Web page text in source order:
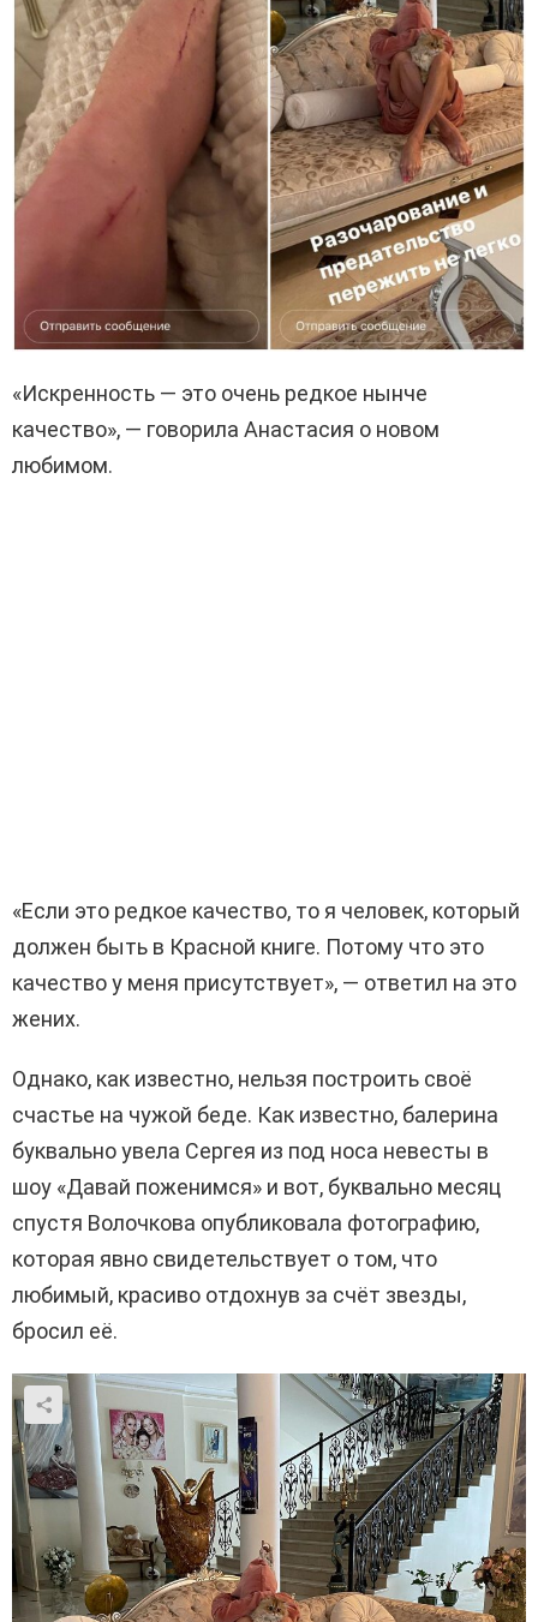
«Искренность — это очень редкое нынче
качество», — говорила Анастасия о новом
любимом.
«Если это редкое качество, то я человек, который
должен быть в Красной книге. Потому что это
качество у меня присутствует», — ответил на это
жених.
Однако, как известно, нельзя построить своё
счастье на чужой беде. Как известно, балерина
буквально увела Сергея из под носа невесты в
шоу «Давай поженимся» и вот, буквально месяц
спустя Волочкова опубликовала фотографию,
которая явно свидетельствует о том, что
любимый, красиво отдохнув за счёт звезды,
бросил её.